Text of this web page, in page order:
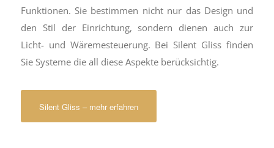
Funktionen. Sie bestimmen nicht nur das Design und
den Stil der Einrichtung, sondern dienen auch zur
Licht- und Wäremesteuerung. Bei Silent Gliss finden
Sie Systeme die all diese Aspekte berücksichtig.
Silent Gliss – mehr erfahren